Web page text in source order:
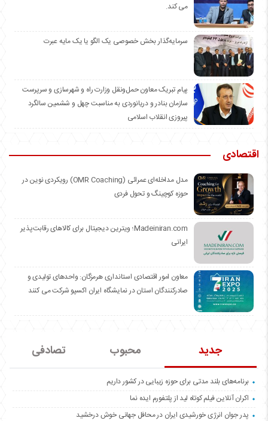
می کند.
سرمایه‌گذار بخش خصوصی یک الگو یا یک مایه عبرت
️پیام تبریک معاون حمل‌ونقل وزارت راه و شهرسازی و سرپرست
سازمان بنادر و دریانوردی به مناسبت چهل و ششمین سالگرد
پیروزی انقلاب اسلامی
اقتصادی
مدل مداخله‌ای عمرائی (OMR Coaching) رویکردی نوین در
حوزه کوچینگ و تحول فردی
Madeiniran.com؛ ویترین دیجیتال برای کالاهای رقابت‌پذیر
ایرانی
معاون امور اقتصادی استانداری هرمزگان: واحدهای تولیدی و
صادرکنندگان استان در نمایشگاه ایران اکسپو شرکت می کنند
جدید محبوب تصادفی
برنامه‌های بلند مدتی برای حوزه زیبایی در کشور داریم
اکران آنلاین فیلم کوتاه لید از پلتفورم ایده نما
پدر جوان انرژی خورشیدی ایران در محافل جهانی خوش درخشید